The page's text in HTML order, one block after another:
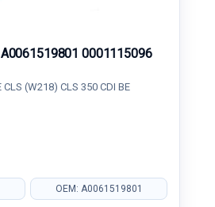
A0061519801 0001115096
CLS (W218) CLS 350 CDI BE
OEM: A0061519801